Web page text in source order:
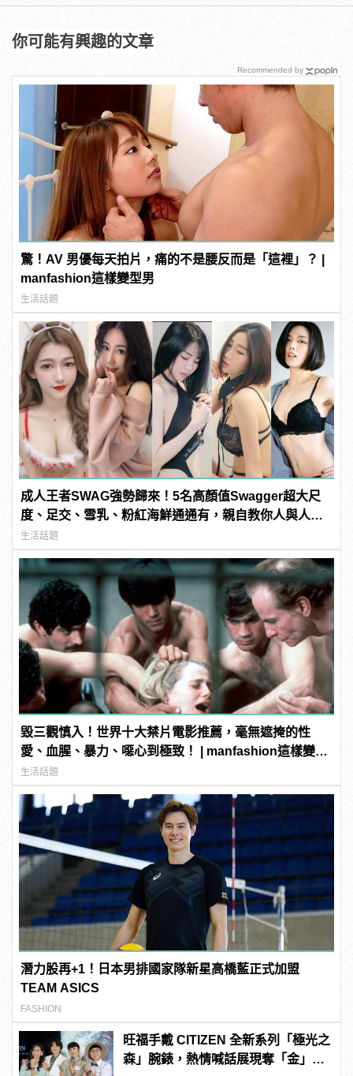
你可能有興趣的文章
驚！AV 男優每天拍片，痛的不是腰反而是「這裡」？ |
manfashion這樣變型男
生活話題
成人王者SWAG強勢歸來！5名高顏值Swagger超大尺
度、足交、雪乳、粉紅海鮮通通有，親自教你人與人的
連結！ | manfashion這樣變型男
生活話題
毀三觀慎入！世界十大禁片電影推薦，毫無遮掩的性
愛、血腥、暴力、噁心到極致！ | manfashion這樣變型
男
生活話題
潛力股再+1！日本男排國家隊新星高橋藍正式加盟
TEAM ASICS
FASHION
旺福手戴 CITIZEN 全新系列「極光之
森」腕錶，熱情喊話展現奪「金」信
Recommended by